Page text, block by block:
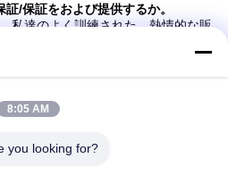
/保証をおよび提供するか。
私達のよく訓練された、熱情的な販
を得た助けを与えることができ
8:05 AM
you looking for?